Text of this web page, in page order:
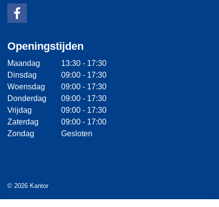
Openingstijden
Maandag
13:30 - 17:30
Dinsdag
09:00 - 17:30
Woensdag
09:00 - 17:30
Donderdag
09:00 - 17:30
Vrijdag
09:00 - 17:30
Zaterdag
09:00 - 17:00
Zondag
Gesloten
© 2026 Kantor